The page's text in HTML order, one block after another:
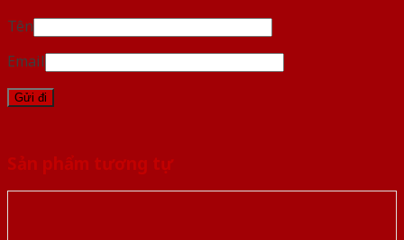
Tên
Email
Sản phẩm tương tự